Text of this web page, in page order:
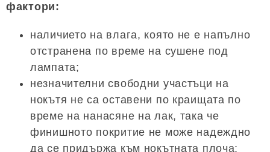
фактори:
наличието на влага, която не е напълно
отстранена по време на сушене под
лампата;
незначителни свободни участъци на
нокътя не са оставени по краищата по
време на нанасяне на лак, така че
финишното покритие не може надеждно
да се придържа към нокътната плоча;